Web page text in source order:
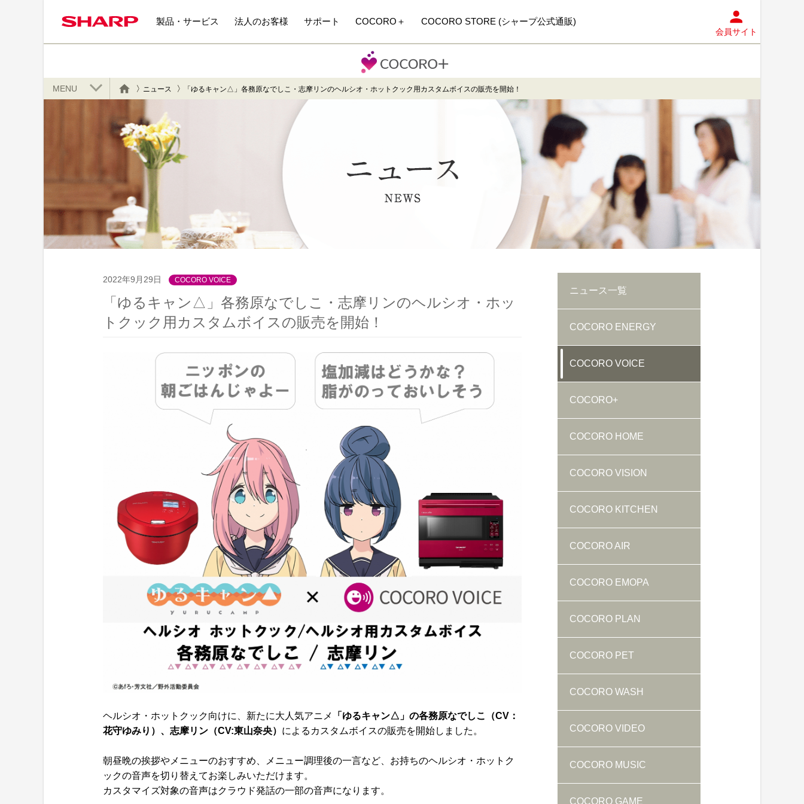
製品・サービス 法人のお客様 サポート COCORO＋ COCORO STORE (シャープ公式通販)
会員サイト
MENU ニュース 「ゆるキャン△」各務原なでしこ・志摩リンのヘルシオ・ホットクック用カスタムボイスの販売を開始！
ニュース 一覧
COCORO ENERGY
COCORO VOICE
COCORO+
COCORO HOME
COCORO VISION
COCORO KITCHEN
COCORO AIR
COCORO EMOPA
COCORO PLAN
COCORO PET
COCORO WASH
COCORO VIDEO
COCORO MUSIC
COCORO GAME
2022年9月29日 COCORO VOICE
「ゆるキャン△」各務原なでしこ・志摩リンのヘルシオ・ホッ
トクック用カスタムボイスの販売を開始！
ヘルシオ・ホットクック向けに、新たに大人気アニメ
「ゆるキャン△」の各務原なでしこ（CV：
花守ゆみり）、志摩リン（CV:東山奈央） によるカスタムボイスの販売を開始しました。
朝昼晩の挨拶やメニューのおすすめ、メニュー調理後の一言など、お持ちのヘルシオ・ホットク
ックの音声を切り替えてお楽しみいただけます。
カスタマイズ対象の音声はクラウド発話の一部の音声になります。